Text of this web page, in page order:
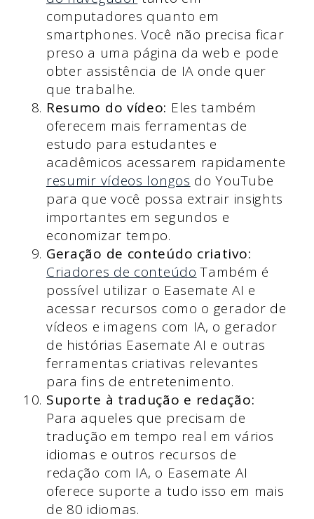
computadores quanto em
smartphones. Você não precisa ficar
preso a uma página da web e pode
obter assistência de IA onde quer
que trabalhe.
Resumo do vídeo: Eles também
oferecem mais ferramentas de
estudo para estudantes e
acadêmicos acessarem rapidamente
resumir vídeos longos do YouTube
para que você possa extrair insights
importantes em segundos e
economizar tempo.
Geração de conteúdo criativo:
Criadores de conteúdo Também é
possível utilizar o Easemate AI e
acessar recursos como o gerador de
vídeos e imagens com IA, o gerador
de histórias Easemate AI e outras
ferramentas criativas relevantes
para fins de entretenimento.
Suporte à tradução e redação:
Para aqueles que precisam de
tradução em tempo real em vários
idiomas e outros recursos de
redação com IA, o Easemate AI
oferece suporte a tudo isso em mais
de 80 idiomas.